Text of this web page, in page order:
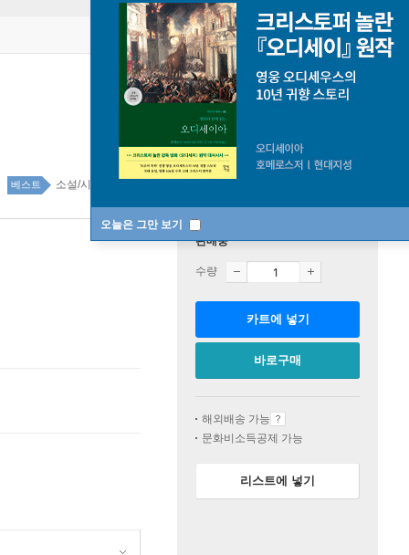
오늘은 그만 보기
베스트 소설/시/희곡 top100 3주
판매중
수량
카트에 넣기
바로구매
해외배송 가능
문화비소득공제 가능
리스트에 넣기